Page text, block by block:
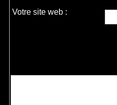
Votre site web :